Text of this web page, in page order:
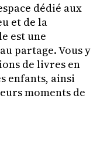
dédié aux
et de la
est une
partage. Vous y
de livres en
enfants, ainsi
moments de